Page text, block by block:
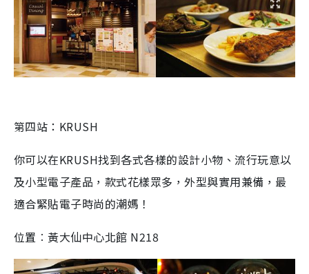
第四站：KRUSH
你可以在KRUSH找到各式各樣的設計小物、流行玩意以
及小型電子產品，款式花樣眾多，外型與實用兼備，最
適合緊貼電子時尚的潮媽！
位置︰黃大仙中心北館 N218